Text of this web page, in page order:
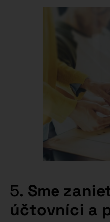
5. Sme
účtovníci a